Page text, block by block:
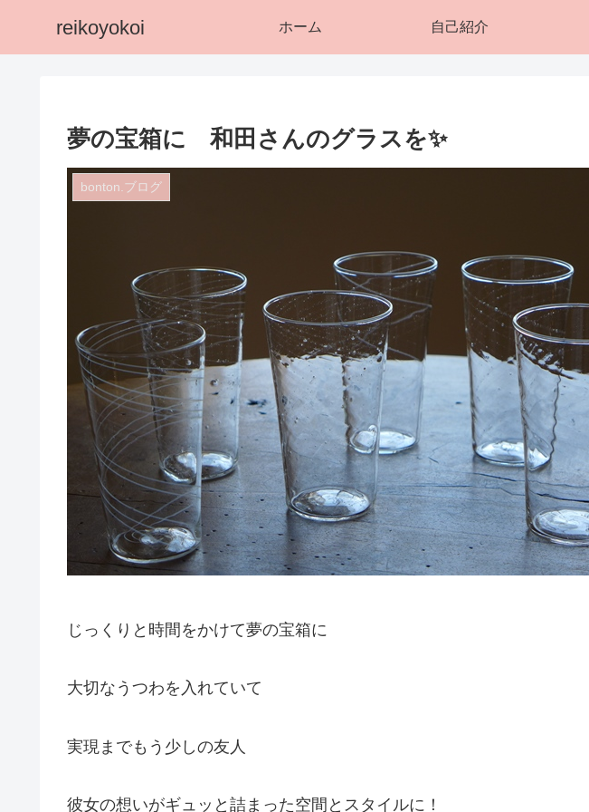
reikoyokoi ホーム 自己紹介
夢の宝箱に 和田さんのグラスを✨
bonton.ブログ
じっくりと時間をかけて夢の宝箱に
大切なうつわを入れていて
実現までもう少しの友人
彼女の想いがギュッと詰まった空間とスタイルに！